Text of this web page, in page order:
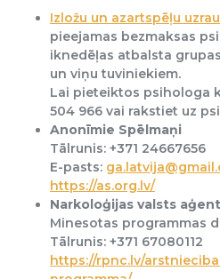
Izložu un azartspēļu
pieejamas bezmaksas
iknedēļas atbalsta
un viņu tuviniekiem.
Lai pieteiktos psihologa
504 966 vai rakstiet uz
Anonīmie Spēlmaņi
Tālrunis: +371 24667656
E-pasts:
https://as.org.lv/
Narkoloģijas valsts
Minesotas programmas
Tālrunis: +371 67080112
https://rpnc.lv/